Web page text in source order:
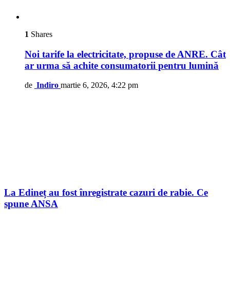
1 Shares
Noi tarife la electricitate, propuse de ANRE. Cât
ar urma să achite consumatorii pentru lumină
de Indiro martie 6, 2026, 4:22 pm
La Edineț au fost înregistrate cazuri de rabie. Ce
spune ANSA